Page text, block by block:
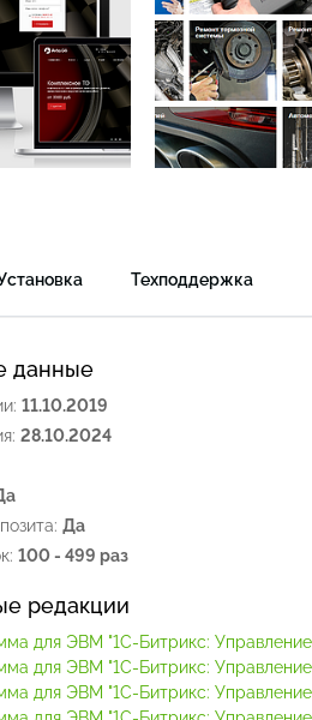
Техподдержка
данные
11.10.2019
28.10.2024
Да
100 - 499 раз
редакции
для ЭВМ "1С-Битрикс:
для ЭВМ "1С-Битрикс:
для ЭВМ "1С-Битрикс: